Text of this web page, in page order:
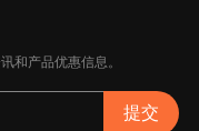
和产品优惠信息。